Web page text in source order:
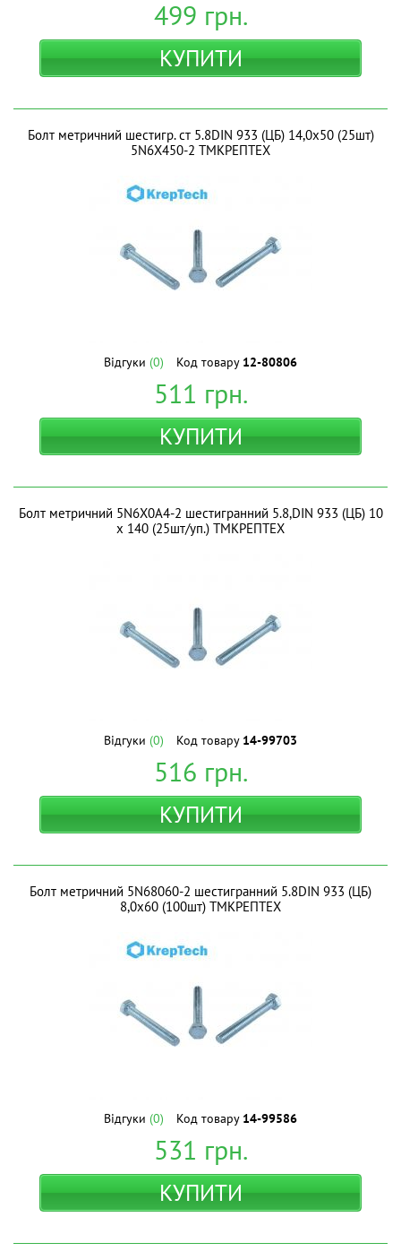
499 грн.
КУПИТИ
Болт метричний шестигр. ст 5.8DIN 933 (ЦБ) 14,0х50 (25шт)
5N6X450-2 ТМКРЕПТЕХ
Відгуки (0) Код товару 12-80806
511 грн.
КУПИТИ
Болт метричний 5N6X0A4-2 шестигранний 5.8,DIN 933 (ЦБ) 10
х 140 (25шт/уп.) ТМКРЕПТЕХ
Відгуки (0) Код товару 14-99703
516 грн.
КУПИТИ
Болт метричний 5N68060-2 шестигранний 5.8DIN 933 (ЦБ)
8,0х60 (100шт) ТМКРЕПТЕХ
Відгуки (0) Код товару 14-99586
531 грн.
КУПИТИ